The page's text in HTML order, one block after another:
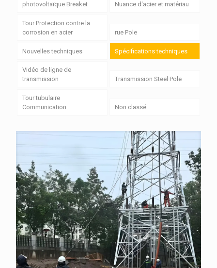
photovoltaïque Breaket
Nuance d'acier et matériau
Tour Protection contre la
corrosion en acier
rue Pole
Nouvelles techniques Spécifications techniques
Vidéo de ligne de
transmission
Transmission Steel Pole
Tour tubulaire
Communication
Non classé